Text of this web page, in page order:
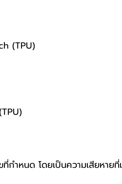
(TPU)
ำหนด โดยเป็นความเสียหาย